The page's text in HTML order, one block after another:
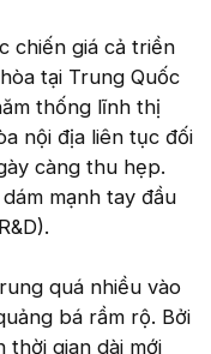
chiến giá cả triền
tại Trung Quốc
thống lĩnh thị
nội địa liên tục đối
càng thu hẹp.
mạnh tay đầu
quá nhiều vào
bá rầm rộ. Bởi
thời gian dài mới